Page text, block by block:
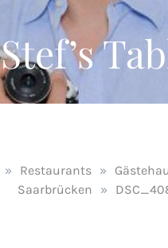
Stef’s
» Restaurants »
Saarbrücken
»